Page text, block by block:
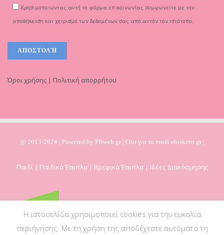
Χρησιμοποιώντας αυτή τη φόρμα επικοινωνίας συμφωνείτε με την
αποθήκευση και χειρισμό των δεδομένων σας από αυτόν τον ιστότοπο.
Όροι χρήσης | Πολιτική απορρήτου
@ 2013-2024 | Powered by PBweb.gr | Ολα για το παιδί ebiskoto.gr |
Παιδί | Παιδικά Έπιπλα | Βρεφικά Έπιπλα | Ιδέες Διακόσμησης
Η ιστοσελίδα χρησιμοποιεί cookies για την ευκολία
περιήγησης. Με τη χρήση της αποδέχεστε αυτόματα τη